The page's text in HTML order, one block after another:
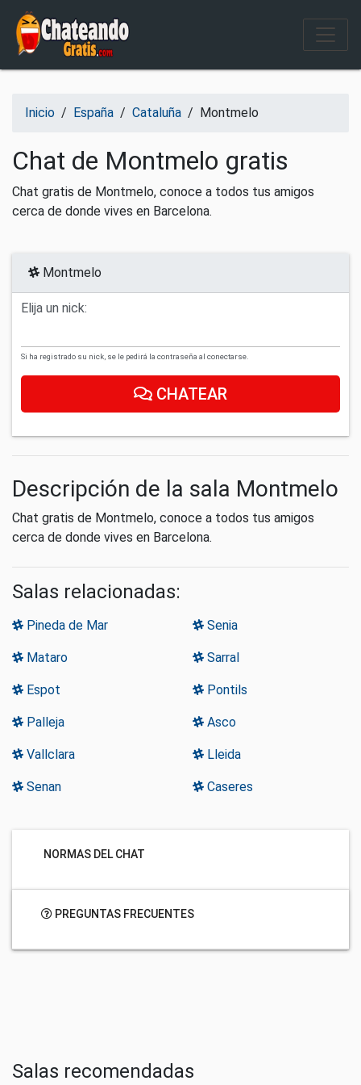
Salir del contenido
Inicio / España / Cataluña / Montmelo
Chat de Montmelo gratis
Chat gratis de Montmelo, conoce a todos tus amigos
cerca de donde vives en Barcelona.
Montmelo
Elija un nick:
Si ha registrado su nick, se le pedirá la contraseña al conectarse.
CHATEAR
Descripción de la sala Montmelo
Chat gratis de Montmelo, conoce a todos tus amigos
cerca de donde vives en Barcelona.
Salas relacionadas:
Pineda de Mar Senia
Mataro Sarral
Espot Pontils
Palleja Asco
Vallclara Lleida
Senan Caseres
NORMAS DEL CHAT
PREGUNTAS FRECUENTES
Salas recomendadas